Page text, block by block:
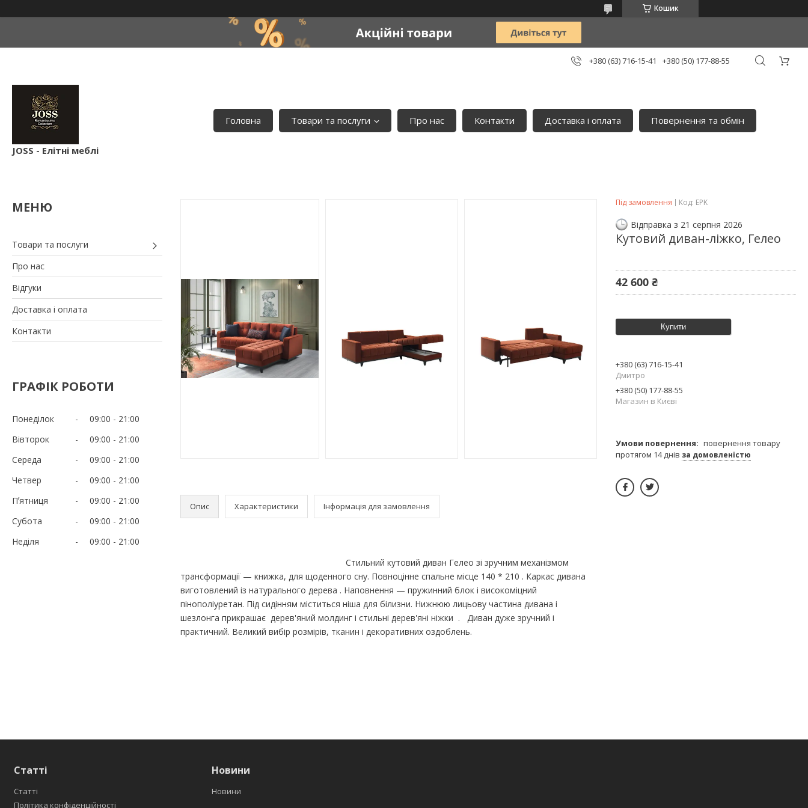
Кошик
+380 (63) 716-15-41 +380 (50) 177-88-55
JOSS - Елітні меблі
Головна Товари та послуги Про нас Контакти Доставка і оплата Повернення та обмін
Товари та послуги
Про нас
Відгуки
Доставка і оплата
Контакти
ГРАФІК РОБОТИ
Понеділок 09:00
21:00
Вівторок
09:00
21:00
Середа
09:00
21:00
Четвер
09:00
21:00
Пʼятниця
09:00
21:00
Субота
09:00
21:00
Неділя
09:00 21:00
Опис Характеристики Інформація для замовлення
Стильний кутовий диван Гелео зі зручним механізмом
трансформації — книжка, для щоденного сну. Повноцінне спальне місце 140 * 210 . Каркас дивана
виготовлений із натурального дерева . Наповнення — пружинний блок і високоміцний
пінополіуретан. Під сидінням міститься ніша для білизни. Нижнюю лицьову частина дивана і
шезлонга прикрашає дерев'яний молдинг і стильні дерев'яні ніжки . Диван дуже зручний і
практичний. Великий вибір розмірів, тканин і декоративних оздоблень.
Під замовлення Код: EPK
Відправка з 21 серпня 2026
Кутовий диван-ліжко, Гелео
42 600 ₴
Купити
+380 (63) 716-15-41
Дмитро
+380 (50) 177-88-55
Магазин в Києві
повернення товару
протягом 14 днів за домовленістю
Статті
Статті
Політика конфіденційності
Новини
Новини